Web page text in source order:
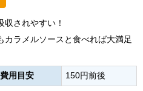
されやすい！
カラメルソースと食べれば大満足
費用目安 150円前後